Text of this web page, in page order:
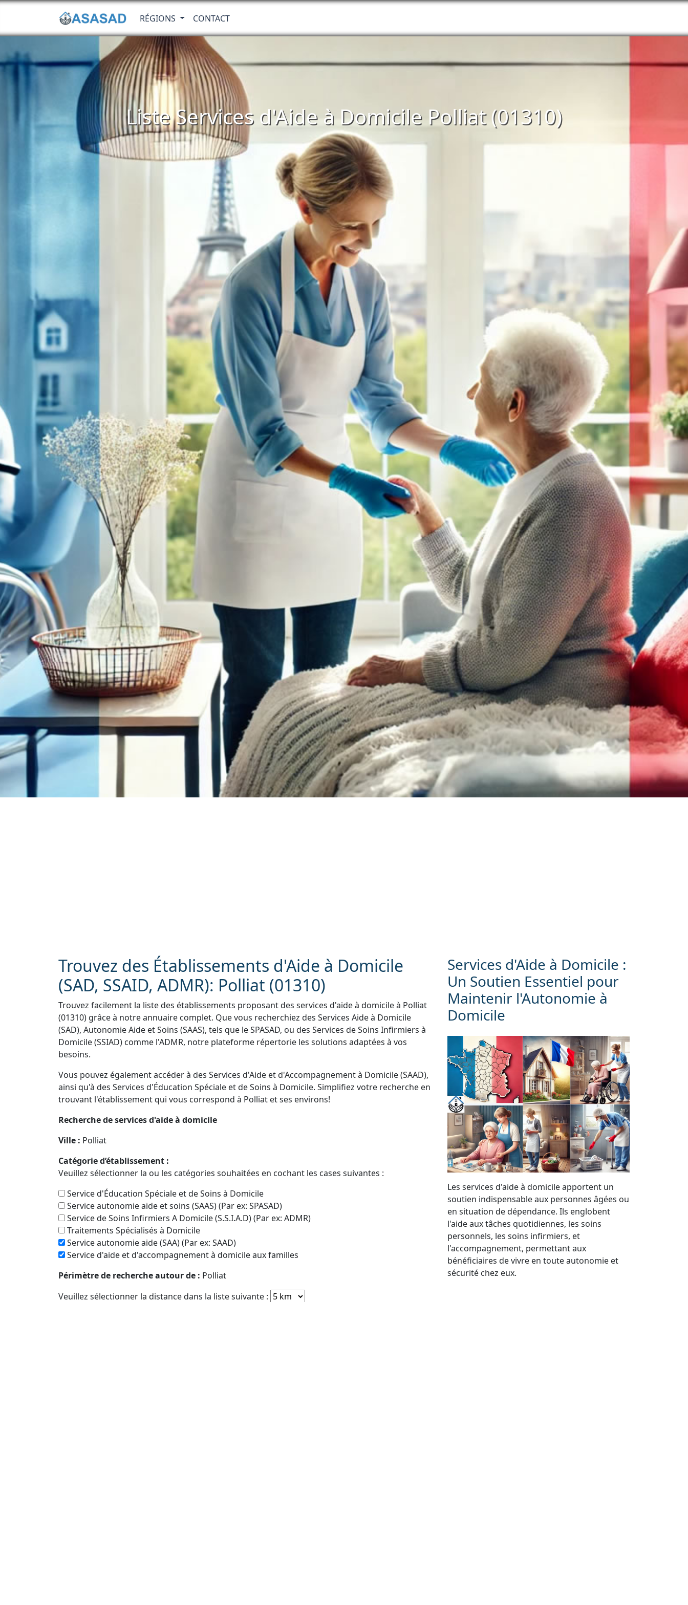
RÉGIONS CONTACT
Liste Services d'Aide à Domicile Polliat (01310)
Trouvez des Établissements d'Aide à Domicile
(SAD, SSAID, ADMR): Polliat (01310)
Trouvez facilement la liste des établissements proposant des services d'aide à domicile à Polliat
(01310) grâce à notre annuaire complet. Que vous recherchiez des Services Aide à Domicile
(SAD), Autonomie Aide et Soins (SAAS), tels que le SPASAD, ou des Services de Soins Infirmiers à
Domicile (SSIAD) comme l'ADMR, notre plateforme répertorie les solutions adaptées à vos
besoins.
Vous pouvez également accéder à des Services d'Aide et d'Accompagnement à Domicile (SAAD),
ainsi qu'à des Services d'Éducation Spéciale et de Soins à Domicile. Simplifiez votre recherche en
trouvant l'établissement qui vous correspond à Polliat et ses environs!
Recherche de services d'aide à domicile
Ville : Polliat
Catégorie d’établissement :
Veuillez sélectionner la ou les catégories souhaitées en cochant les cases suivantes :
Service d'Éducation Spéciale et de Soins à Domicile
Service autonomie aide et soins (SAAS) (Par ex: SPASAD)
Service de Soins Infirmiers A Domicile (S.S.I.A.D) (Par ex: ADMR)
Traitements Spécialisés à Domicile
Service autonomie aide (SAA) (Par ex: SAAD)
Service d'aide et d'accompagnement à domicile aux familles
Périmètre de recherche autour de : Polliat
Veuillez sélectionner la distance dans la liste suivante :
Services d'Aide à Domicile :
Un Soutien Essentiel pour
Maintenir l'Autonomie à
Domicile
Les services d'aide à domicile apportent un
soutien indispensable aux personnes âgées ou
en situation de dépendance. Ils englobent
l'aide aux tâches quotidiennes, les soins
personnels, les soins infirmiers, et
l'accompagnement, permettant aux
bénéficiaires de vivre en toute autonomie et
sécurité chez eux.